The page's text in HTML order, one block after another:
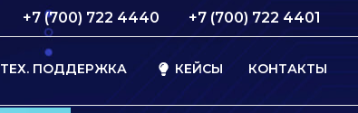
+7 (700) 722 4440 +7 (700) 722 4401
ТЕХ. ПОДДЕРЖКА КЕЙСЫ КОНТАКТЫ